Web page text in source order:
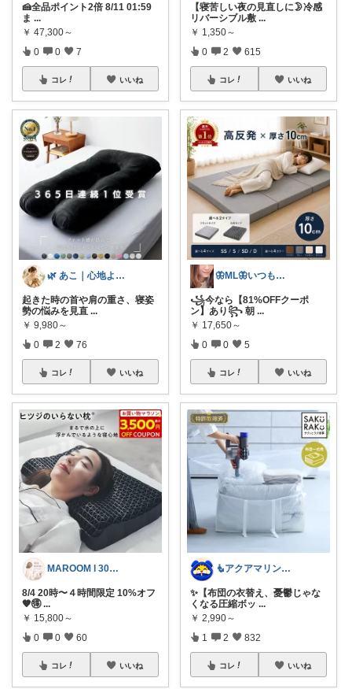
🍰全品ポイント2倍 8/11 01:59
ま ...
￥ 47,300～
0 0 7
コレ いいね
🌿 あこ｜心地よい暮らしの便利アイテム
起きた時の首や肩の重さ、寝姿
勢の悩みを見直 ...
￥ 9,980～
0 2 76
コレ いいね
MAROOM l 30代の愛用品🧡
8/4 20時〜４時間限定 10%オフ
🧡🉐 ...
￥ 15,800～
0 0 60
コレ いいね
【寝苦しい夜の見直しに🌛冷感
リバーシブル敷 ...
￥ 1,350～
0 2 615
コレ いいね
🦋ML🦋いつもありがとう💓
꧁今なら【81%OFFクーポ
ン】あり꧂ 朝 ...
￥ 17,650～
0 0 5
コレ いいね
🧜アクアマリン⚡️暮らしに笑顔をプラス
✨【布団の衣替え、憂鬱じゃな
くなる圧縮ボッ ...
￥ 2,990～
1 2 832
コレ いいね